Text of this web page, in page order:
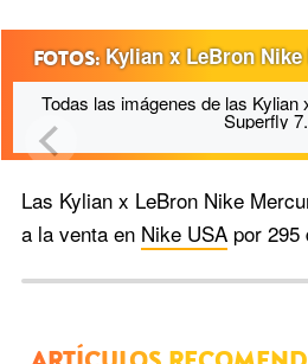
Kylian x LeBron
Todas las imágenes de las
Superfly 7.
Las Kylian x LeBron Nike
a la venta en Nike USApor 295